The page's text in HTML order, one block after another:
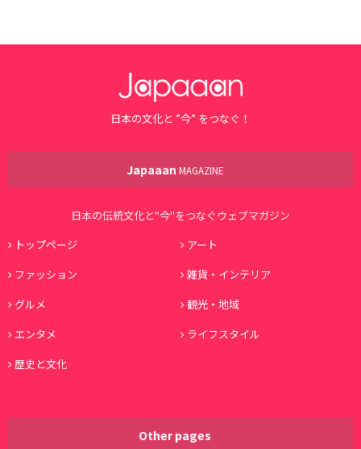
日本の文化と ”今” をつなぐ！
Japaaan MAGAZINE
日本の伝統文化と"今"をつなぐウェブマガジン
トップページ
アート
ファッション
雑貨・インテリア
グルメ
観光・地域
エンタメ
ライフスタイル
歴史と文化
Other pages